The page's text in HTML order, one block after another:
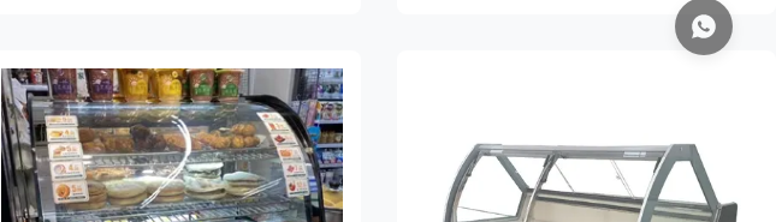
100UNITS/MONTH Product Details